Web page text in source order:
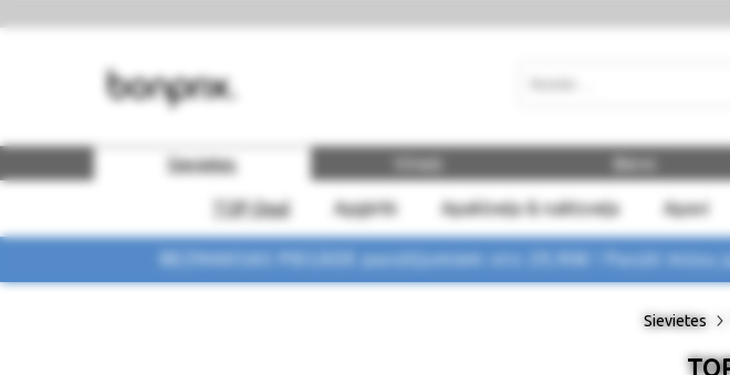
Sievietes
TOP-Deal Apģērbi Apakšveļa & naktsveļa Apavi
Vīrieši
BEZMAKSAS PIEGĀDE pasūtījumiem virs 29,90€ ! Pasūti
Sievietes